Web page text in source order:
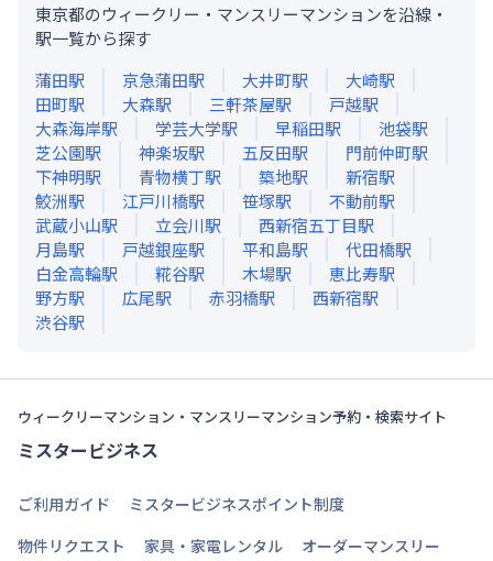
東京都のウィークリー・マンスリーマンションを沿線・
駅一覧から探す
蒲田駅 京急蒲田駅 大井町駅 大崎駅
田町駅 大森駅 三軒茶屋駅 戸越駅
大森海岸駅 学芸大学駅 早稲田駅 池袋駅
芝公園駅 神楽坂駅 五反田駅 門前仲町駅
下神明駅 青物横丁駅 築地駅 新宿駅
鮫洲駅 江戸川橋駅 笹塚駅 不動前駅
武蔵小山駅 立会川駅 西新宿五丁目駅
月島駅 戸越銀座駅 平和島駅 代田橋駅
白金高輪駅 糀谷駅 木場駅 恵比寿駅
野方駅 広尾駅 赤羽橋駅 西新宿駅
渋谷駅
ウィークリーマンション・マンスリーマンション予約・検索サイト
ミスタービジネス
ご利用ガイド
ミスタービジネスポイント制度
物件リクエスト
家具・家電レンタル オーダーマンスリー